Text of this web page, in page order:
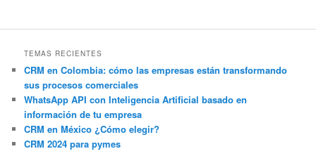
TEMAS RECIENTES
CRM en Colombia: cómo las empresas están transformando
sus procesos comerciales
WhatsApp API con Inteligencia Artificial basado en
información de tu empresa
CRM en México ¿Cómo elegir?
CRM 2024 para pymes